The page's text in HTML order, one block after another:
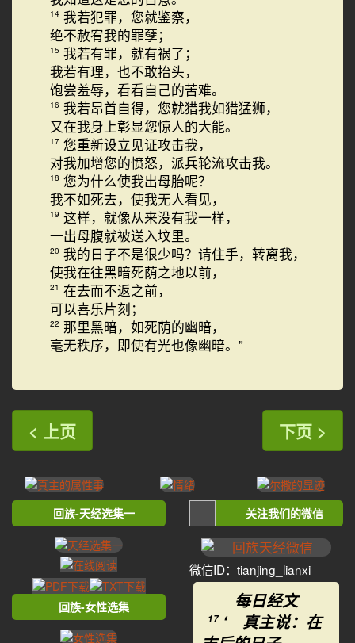
14 我若犯罪，您就鉴察，
绝不赦宥我的罪孽；
15 我若有罪，就有祸了；
我若有理，也不敢抬头，
饱尝羞辱，看看自己的苦难。
16 我若昂首自得，您就猎我如猎猛狮，
又在我身上彰显您惊人的大能。
17 您重新设立见证攻击我，
对我加增您的愤怒，派兵轮流攻击我。
18 您为什么使我出母胎呢？
我不如死去，使我无人看见，
19 这样，就像从来没有我一样，
一出母腹就被送入坟里。
20 我的日子不是很少吗？请住手，转离我，
使我在往黑暗死荫之地以前，
21 在去而不返之前，
可以喜乐片刻；
22 那里黑暗，如死荫的幽暗，
毫无秩序，即使有光也像幽暗。”
< 上页 下页 >
回族-天经选集一
回族-女性选集
关注我们的微信
微信ID：tianjing_lianxi
每日经文
17 ‘ 真主说：在